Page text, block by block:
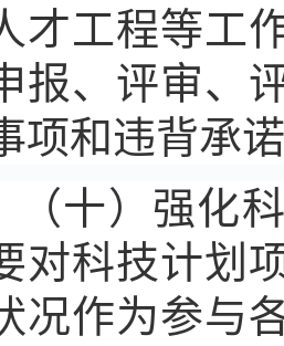
才工程等工
报、评审、
项和违背承
（十）强化
对科技计划
况作为参与